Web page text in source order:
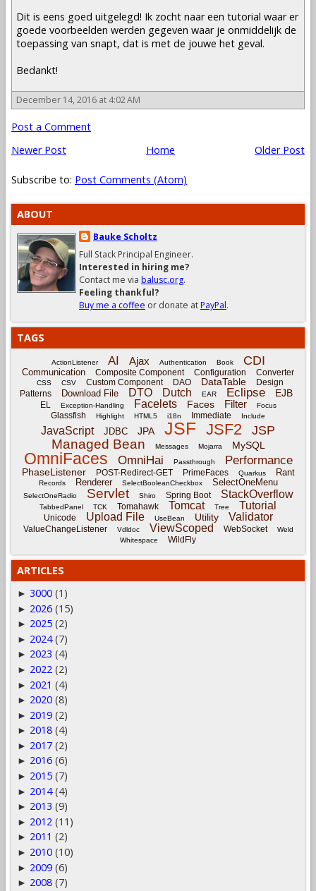
Dit is eens goed uitgelegd! Ik zocht naar een tutorial waar er
goede voorbeelden werden gegeven waar je onmiddelijk de
toepassing van snapt, dat is met de jouwe het geval.
Bedankt!
December 14, 2016 at 4:02 AM
Post a Comment
Newer Post
Older Post
Home
Subscribe to: Post Comments (Atom)
ABOUT
Bauke Scholtz
Full Stack Principal Engineer.
Interested in hiring me?
Contact me via balusc.org.
Feeling thankful?
Buy me a coffee or donate atPayPal.
TAGS
ActionListener AI Ajax Authentication Book CDI
Communication Composite Component Configuration Converter
CSS CSV Custom Component DAO DataTable
Design
Patterns
Download File DTO Dutch EAR Eclipse EJB
EL Exception-Handling Facelets Faces Filter Focus
Glassfish Highlight HTML5 i18n Immediate Include
JavaScript JDBC JPA JSF JSF2 JSP
Managed Bean Messages Mojarra MySQL
OmniFaces OmniHai Passthrough Performance
PhaseListener POST-Redirect-GET PrimeFaces Quarkus Rant
Records Renderer SelectBooleanCheckbox SelectOneMenu
SelectOneRadio Servlet Shiro Spring Boot StackOverflow
TabbedPanel TCK Tomahawk Tomcat Tree Tutorial
Unicode Upload File UseBean Utility Validator
ValueChangeListener Vdldoc ViewScoped WebSocket
Weld
Whitespace
WildFly
ARTICLES
► 3000 (1)
► 2026 (15)
► 2025 (2)
► 2024 (7)
► 2023 (4)
► 2022 (2)
► 2021 (4)
► 2020 (8)
► 2019 (2)
► 2018 (4)
► 2017 (2)
► 2016 (6)
► 2015 (7)
► 2014 (4)
► 2013 (9)
► 2012 (11)
► 2011 (2)
► 2010 (10)
► 2009 (6)
► 2008 (7)